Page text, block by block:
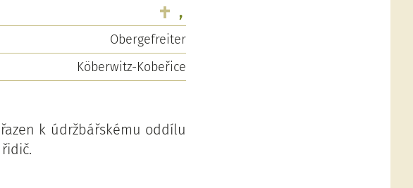
,
Obergefreiter
Köberwitz-Kobeřice
k údržbářskému oddílu